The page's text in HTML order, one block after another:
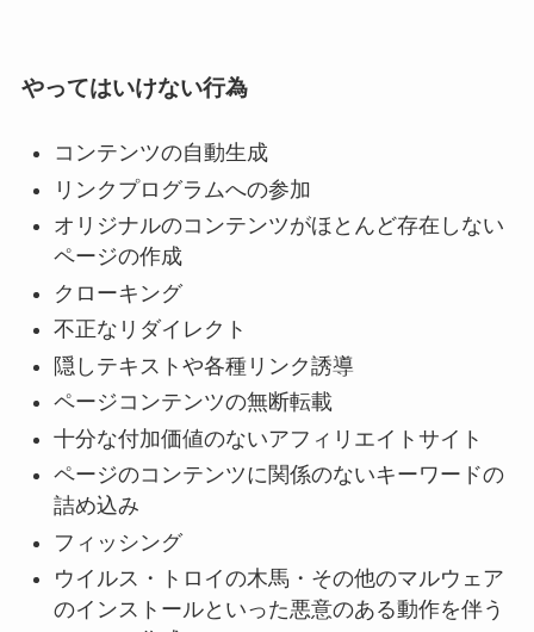
やってはいけない行為
コンテンツの自動生成
リンクプログラムへの参加
オリジナルのコンテンツがほとんど存在しない
ページの作成
クローキング
不正なリダイレクト
隠しテキストや各種リンク誘導
ページコンテンツの無断転載
十分な付加価値のないアフィリエイトサイト
ページのコンテンツに関係のないキーワードの
詰め込み
フィッシング
ウイルス・トロイの木馬・その他のマルウェア
のインストールといった悪意のある動作を伴う